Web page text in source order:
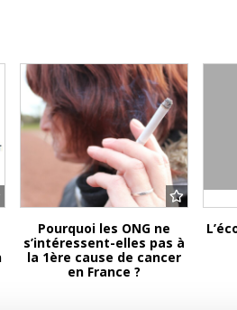
Pourquoi les ONG ne
s’intéressent-elles pas à
la 1ère cause de cancer
en France ?